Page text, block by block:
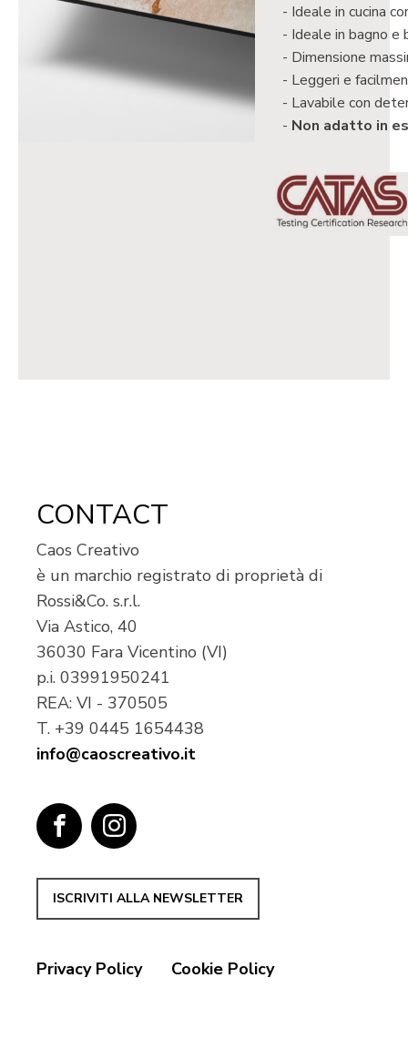
Ideale in cucina
Ideale in bagno e
Dimensione
Leggeri e
Lavabile con
Non adatto in
CONTACT
Caos Creativo
è un marchio registrato di proprietà di
Rossi&Co. s.r.l.
Via Astico, 40
36030 Fara Vicentino (VI)
p.i. 03991950241
REA: VI - 370505
T. +39 0445 1654438
info@caoscreativo.it
ISCRIVITI ALLA NEWSLETTER
Privacy Policy Cookie Policy